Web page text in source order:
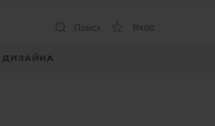
Поиск Вход
ДИЗАЙНА